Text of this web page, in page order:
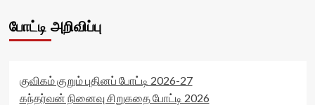
போட்டி அறிவிப்பு
குவிகம் குறும் புதினப் போட்டி 2026-27
கந்தர்வன் நினைவு சிறுகதை போட்டி 2026